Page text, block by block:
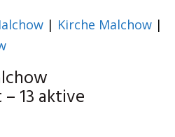
| Kirche Malchow |
13 aktive